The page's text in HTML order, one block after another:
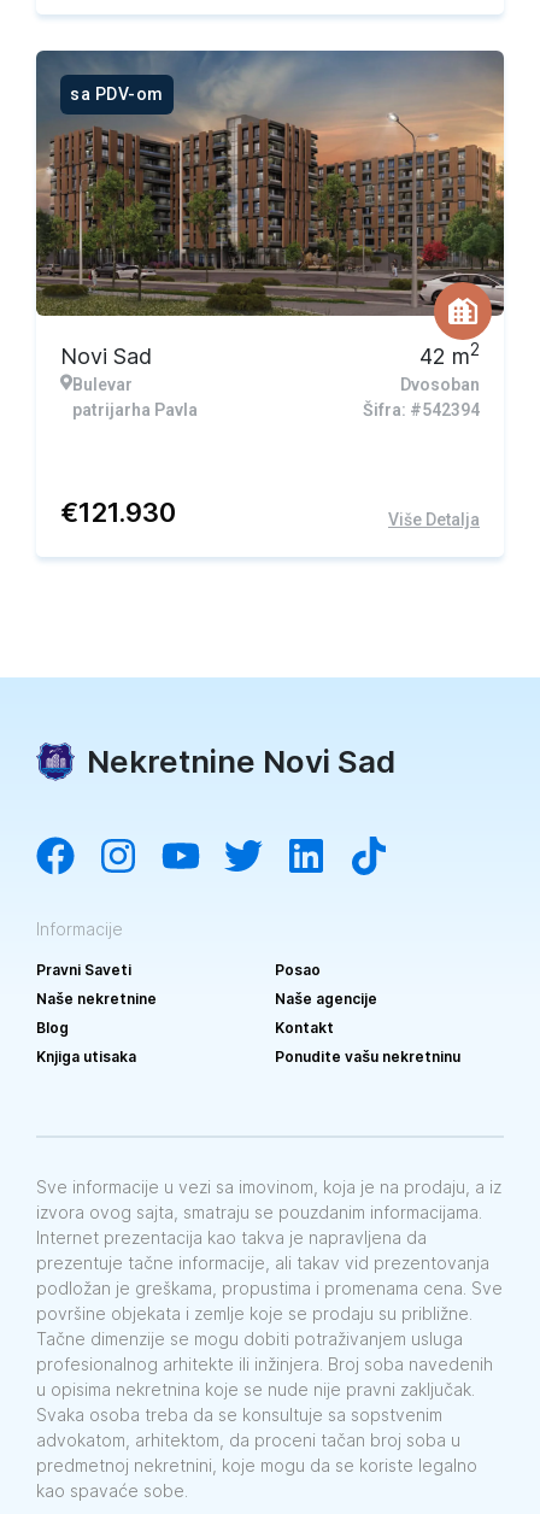
sa PDV-om
Novi Sad
Bulevar
patrijarha Pavla
42 m2
Dvosoban
Šifra: #542394
€121.930 Više Detalja
Nekretnine Novi Sad
Informacije
Pravni Saveti
Posao
Naše nekretnine
Naše agencije
Blog
Kontakt
Knjiga utisaka
Ponudite vašu nekretninu
Sve informacije u vezi sa imovinom, koja je na prodaju, a iz
izvora ovog sajta, smatraju se pouzdanim informacijama.
Internet prezentacija kao takva je napravljena da
prezentuje tačne informacije, ali takav vid prezentovanja
podložan je greškama, propustima i promenama cena. Sve
površine objekata i zemlje koje se prodaju su približne.
Tačne dimenzije se mogu dobiti potraživanjem usluga
profesionalnog arhitekte ili inžinjera. Broj soba navedenih
u opisima nekretnina koje se nude nije pravni zaključak.
Svaka osoba treba da se konsultuje sa sopstvenim
advokatom, arhitektom, da proceni tačan broj soba u
predmetnoj nekretnini, koje mogu da se koriste legalno
kao spavaće sobe.